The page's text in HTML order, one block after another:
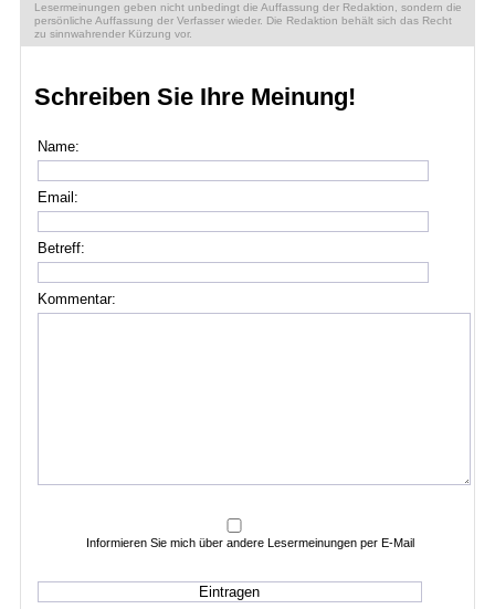
Lesermeinungen geben nicht unbedingt die Auffassung der Redaktion, sondern die
persönliche Auffassung der Verfasser wieder. Die Redaktion behält sich das Recht
zu sinnwahrender Kürzung vor.
Schreiben Sie Ihre Meinung!
Name:
Email:
Betreff:
Kommentar:
Informieren Sie mich über andere Lesermeinungen per E-Mail